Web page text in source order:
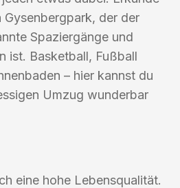
der der
Spaziergänge und
ist. Basketball, Fußball
– hier kannst du
Umzug wunderbar
eine hohe Lebensqualität.